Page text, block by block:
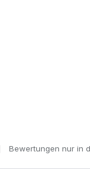
Bewertungen nur in